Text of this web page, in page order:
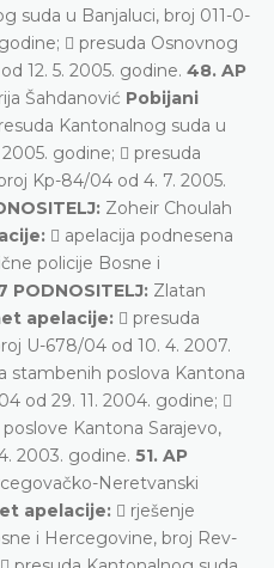
suda u Banjaluci, broj 011-0-
 presuda Osnovnog
12. 5. 2005. godine. 48. AP
Šahdanović Pobijani
Kantonalnog suda u
2005. godine;  presuda
Kp-84/04 od 4. 7. 2005.
Zoheir Choulah
 apelacija podnesena
policije Bosne i
PODNOSITELJ: Zlatan
apelacije:  presuda
U-678/04 od 10. 4. 2007.
stambenih poslova Kantona
od 29. 11. 2004. godine; 
Kantona Sarajevo,
2003. godine. 51. AP
Neretvanski
apelacije:  rješenje
i Hercegovine, broj Rev-